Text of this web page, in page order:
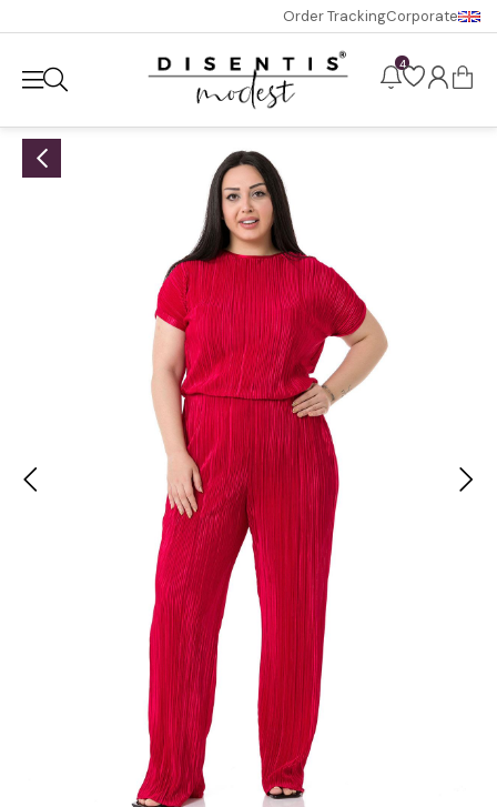
Order TrackingCorporate
4